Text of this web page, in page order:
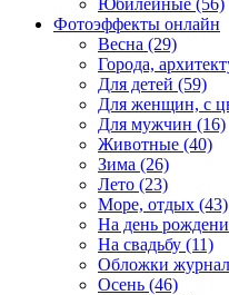
Юбилейные (56)
Фотоэффекты онлайн
Весна (29)
Города,
Для детей (59)
Для женщин, с
Для мужчин (16)
Животные (40)
Зима (26)
Лето (23)
Море, отдых (43)
На день
На свадьбу (11)
Обложки
Осень (46)